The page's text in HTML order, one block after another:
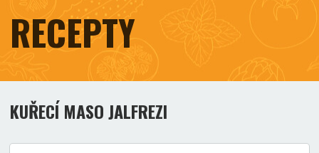
RECEPTY
KUŘECÍ MASO JALFREZI